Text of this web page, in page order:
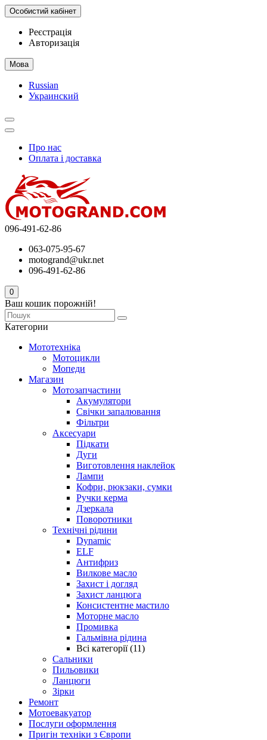
Особистий кабінет
Реєстрація
Авторизація
Мова
Russian
Украинский
Про нас
Оплата і доставка
096-491-62-86
063-075-95-67
motogrand@ukr.net
096-491-62-86
0
Ваш кошик порожній!
Категории
Мототехніка
Мотоцикли
Мопеди
Магазин
Мотозапчастини
Акумулятори
Свічки запалювання
Фільтри
Аксесуари
Підкати
Дуги
Виготовлення наклейок
Лампи
Кофри, рюкзаки, сумки
Ручки керма
Дзеркала
Поворотники
Технічні рідини
Dynamic
ELF
Антифриз
Вилкове масло
Захист і догляд
Захист ланцюга
Консистентне мастило
Моторне масло
Промивка
Гальмівна рідина
Всі категорії (11)
Сальники
Пильовики
Ланцюги
Зірки
Ремонт
Мотоевакуатор
Послуги оформлення
Пригін техніки з Європи